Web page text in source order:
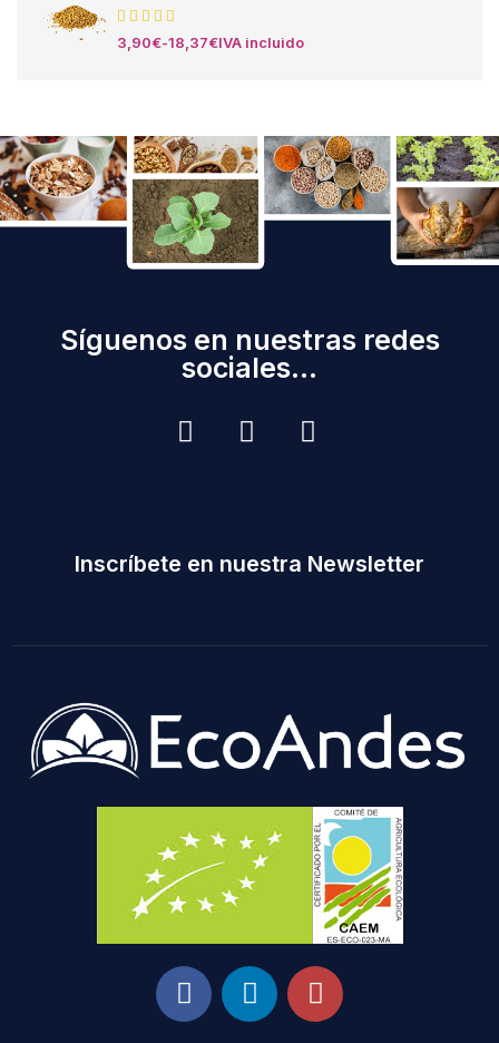
3,90€-18,37€IVA incluido
Síguenos en nuestras redes
sociales...
Inscríbete en nuestra Newsletter